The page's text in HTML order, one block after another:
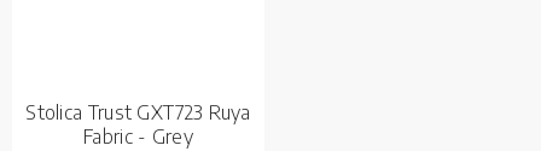
Stolica Trust GXT723 Ruya
Fabric - Grey